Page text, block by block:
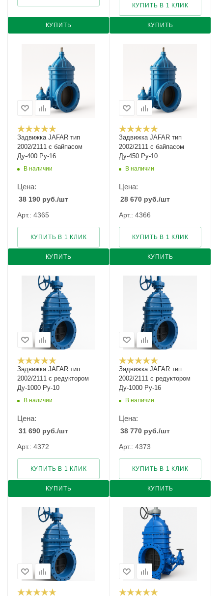
КУПИТЬ КУПИТЬ
КУПИТЬ В 1 КЛИК
Задвижка JAFAR тип
2002/2111 с байпасом
Ду-400 Ру-16
В наличии
Цена:
38 190 руб./шт
Арт.: 4365
КУПИТЬ
КУПИТЬ В 1 КЛИК
Задвижка JAFAR тип
2002/2111 с байпасом
Ду-450 Ру-10
В наличии
Цена:
28 670 руб./шт
Арт.: 4366
КУПИТЬ
КУПИТЬ В 1 КЛИК
Задвижка JAFAR тип
2002/2111 с редуктором
Ду-1000 Ру-10
В наличии
Цена:
31 690 руб./шт
Арт.: 4372
КУПИТЬ
КУПИТЬ В 1 КЛИК
Задвижка JAFAR тип
2002/2111 с редуктором
Ду-1000 Ру-16
В наличии
Цена:
38 770 руб./шт
Арт.: 4373
КУПИТЬ
КУПИТЬ В 1 КЛИК